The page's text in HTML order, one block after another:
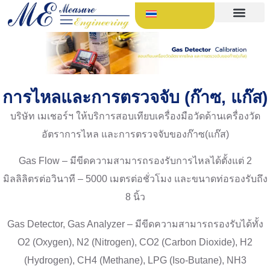
การไหลและการตรวจจับ (ก๊าซ, แก๊ส)
บริษัท เมเชอร์ฯ ให้บริการสอบเทียบเครื่องมือวัดด้านเครื่องวัด
อัตราการไหล และการตรวจจับของก๊าซ(แก๊ส)
Gas Flow – มีขีดความสามารถรองรับการไหลได้ตั้งแต่ 2
มิลลิลิตรต่อวินาที – 5000 เมตรต่อชั่วโมง และขนาดท่อรองรับถึง
8 นิ้ว
Gas Detector, Gas Analyzer – มีขีดความสามารถรองรับได้ทั้ง
O2 (Oxygen), N2 (Nitrogen), CO2 (Carbon Dioxide), H2
(Hydrogen), CH4 (Methane), LPG (Iso-Butane), NH3